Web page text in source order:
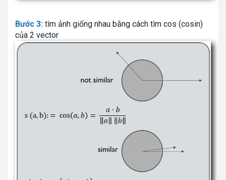
Bước 3: tìm ảnh giống nhau bằng cách tìm cos (cosin)
của 2 vector